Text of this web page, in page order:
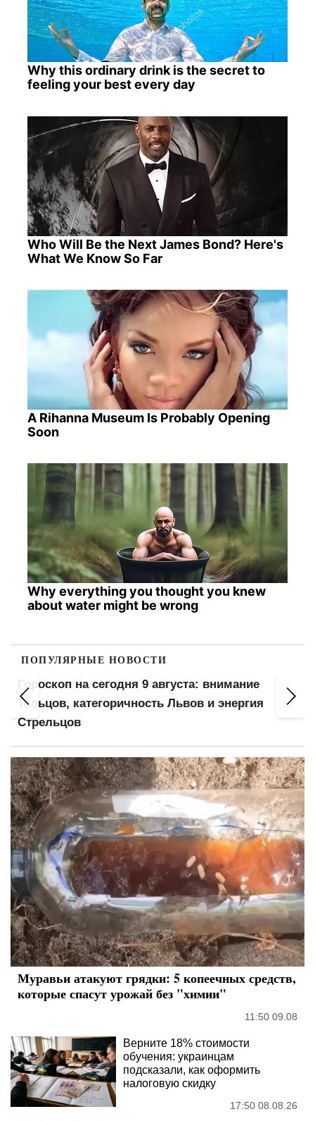
Why this ordinary drink is the secret to
feeling your best every day
Who Will Be the Next James Bond? Here's
What We Know So Far
A Rihanna Museum Is Probably Opening
Soon
Why everything you thought you knew
about water might be wrong
ПОПУЛЯРНЫЕ НОВОСТИ
Мобилизуют несмотря на учебу: пять
категорий студентов без отсрочки с августа
Муравьи атакуют грядки: 5 копеечных средств,
которые спасут урожай без "химии"
11:50 09.08
Верните 18% стоимости
обучения: украинцам
подсказали, как оформить
налоговую скидку
17:50 08.08.26